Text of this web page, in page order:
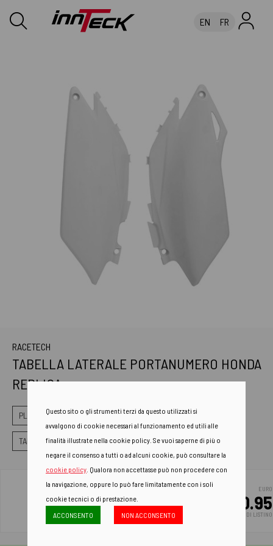
EN FR
RACETECH
TABELLA LATERALE PORTANUMERO HONDA
REPLICA
PLASTICHE TABELLA PORTANUMERO
TABELLA PORTANUMERO LATERALE
EURO
60.95
PREZZO DI LISTINO
Questo sito o gli strumenti terzi da questo utilizzati si
avvalgono di cookie necessari al funzionamento ed utili alle
finalità illustrate nella cookie policy. Se vuoi saperne di più o
negare il consenso a tutti o ad alcuni cookie, può consultare la
cookie policy . Qualora non accettasse può non procedere con
la navigazione, oppure lo può fare limitatamente con i soli
cookie tecnici o di prestazione.
ACCONSENTO
NON ACCONSENTO